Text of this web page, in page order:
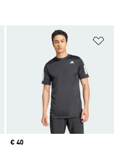
Op verlanglijst zetten
Price
€ 40